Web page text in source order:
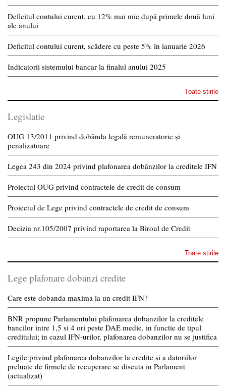
Deficitul contului curent, cu 12% mai mic după primele două luni
ale anului
Deficitul contului curent, scădere cu peste 5% în ianuarie 2026
Indicatorii sistemului bancar la finalul anului 2025
Toate stirile
Legislatie
OUG 13/2011 privind dobânda legală remuneratorie și
penalizatoare
Legea 243 din 2024 privind plafonarea dobânzilor la creditele IFN
Proiectul OUG privind contractele de credit de consum
Proiectul de Lege privind contractele de credit de consum
Decizia nr.105/2007 privind raportarea la Biroul de Credit
Toate stirile
Lege plafonare dobanzi credite
Care este dobanda maxima la un credit IFN?
BNR propune Parlamentului plafonarea dobanzilor la creditele
bancilor intre 1,5 si 4 ori peste DAE medie, in functie de tipul
creditului; in cazul IFN-urilor, plafonarea dobanzilor nu se justifica
Legile privind plafonarea dobanzilor la credite si a datoriilor
preluate de firmele de recuperare se discuta in Parlament
(actualizat)